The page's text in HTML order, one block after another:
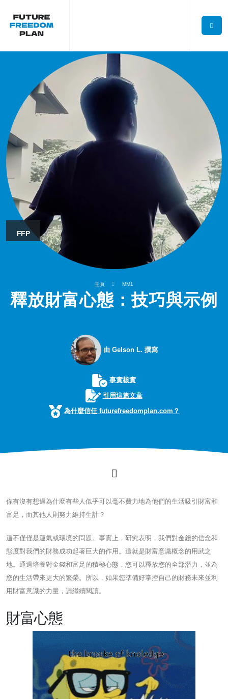
FFP
主頁 MM1
釋放財富心態：技巧與示例
由 Gelson L. 撰寫
事實核實
引用這篇文章
為什麼信任 futurefreedomplan.com？
你有沒有想過為什麼有些人似乎可以毫不費力地為他們的生活吸引財富和
富足，而其他人則努力維持生計？
這不僅僅是運氣或環境的問題。事實上，研究表明，我們對金錢的信念和
態度對我們的財務成功起著巨大的作用。這就是財富意識概念的用武之
地。通過培養對金錢和富足的積極心態，您可以釋放您的全部潛力，並為
您的生活帶來更大的繁榮。所以，如果您準備好掌控自己的財務未來並利
用財富意識的力量，請繼續閱讀。
財富心態